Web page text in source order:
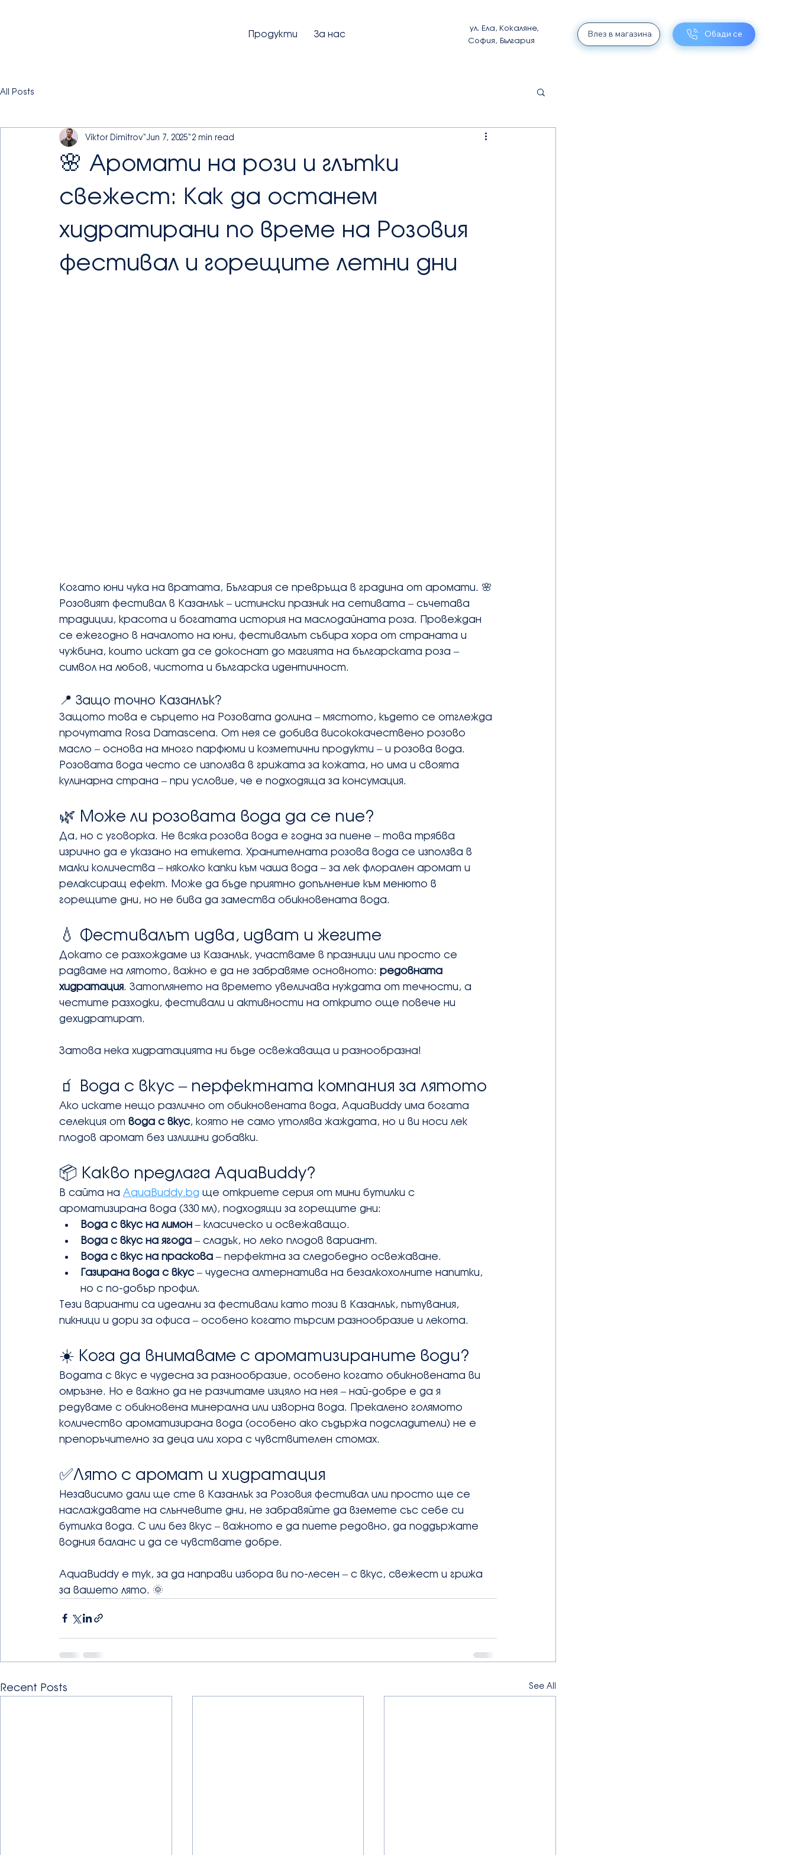
Продукти За нас
ул. Ела, Кокаляне,
София, България
Влез в магазина Обади се
All Posts
🌸 Аромати на рози и глътки
свежест: Как да останем
хидратирани по време на Розовия
фестивал и горещите летни дни
Viktor Dimitrov Jun 7, 2025 2 min read
Когато юни чука на вратата, България се превръща в градина от аромати. 🌸
Розовият фестивал в Казанлък – истински празник на сетивата – съчетава
традиции, красота и богатата история на маслодайната роза. Провеждан
се ежегодно в началото на юни, фестивалът събира хора от страната и
чужбина, които искат да се докоснат до магията на българската роза –
символ на любов, чистота и българска идентичност.
📍 Защо точно Казанлък?
Защото това е сърцето на Розовата долина – мястото, където се отглежда
прочутата Rosa Damascena. От нея се добива висококачествено розово
масло – основа на много парфюми и козметични продукти – и розова вода.
Розовата вода често се използва в грижата за кожата, но има и своята
кулинарна страна – при условие, че е подходяща за консумация.
🌿 Може ли розовата вода да се пие?
Да, но с уговорка. Не всяка розова вода е годна за пиене – това трябва
изрично да е указано на етикета. Хранителната розова вода се използва в
малки количества – няколко капки към чаша вода – за лек флорален аромат и
релаксиращ ефект. Може да бъде приятно допълнение към менюто в
горещите дни, но не бива да замества обикновената вода.
💧 Фестивалът идва, идват и жегите
Докато се разхождаме из Казанлък, участваме в празници или просто се
радваме на лятото, важно е да не забравяме основното: редовната
хидратация. Затоплянето на времето увеличава нуждата от течности, а
честите разходки, фестивали и активности на открито още повече ни
дехидратират.
Затова нека хидратацията ни бъде освежаваща и разнообразна!
🧃 Вода с вкус – перфектната компания за лятото
Ако искате нещо различно от обикновената вода, AquaBuddy има богата
селекция от вода с вкус, която не само утолява жаждата, но и ви носи лек
плодов аромат без излишни добавки.
📦 Какво предлага AquaBuddy?
В сайта на AquaBuddy.bg ще откриете серия от мини бутилки с
ароматизирана вода (330 мл), подходящи за горещите дни:
Вода с вкус на лимон – класическо и освежаващо.
Вода с вкус на ягода – сладък, но леко плодов вариант.
Вода с вкус на праскова – перфектна за следобедно освежаване.
Газирана вода с вкус – чудесна алтернатива на безалкохолните напитки,
но с по-добър профил.
Тези варианти са идеални за фестивали като този в Казанлък, пътувания,
пикници и дори за офиса – особено когато търсим разнообразие и лекота.
☀️ Кога да внимаваме с ароматизираните води?
Водата с вкус е чудесна за разнообразие, особено когато обикновената ви
омръзне. Но е важно да не разчитаме изцяло на нея – най-добре е да я
редуваме с обикновена минерална или изворна вода. Прекалено голямото
количество ароматизирана вода (особено ако съдържа подсладители) не е
препоръчително за деца или хора с чувствителен стомах.
✅Лято с аромат и хидратация
Независимо дали ще сте в Казанлък за Розовия фестивал или просто ще се
наслаждавате на слънчевите дни, не забравяйте да вземете със себе си
бутилка вода. С или без вкус – важното е да пиете редовно, да поддържате
водния баланс и да се чувствате добре.
AquaBuddy е тук, за да направи избора ви по-лесен – с вкус, свежест и грижа
за вашето лято. 🌞
Recent Posts See All